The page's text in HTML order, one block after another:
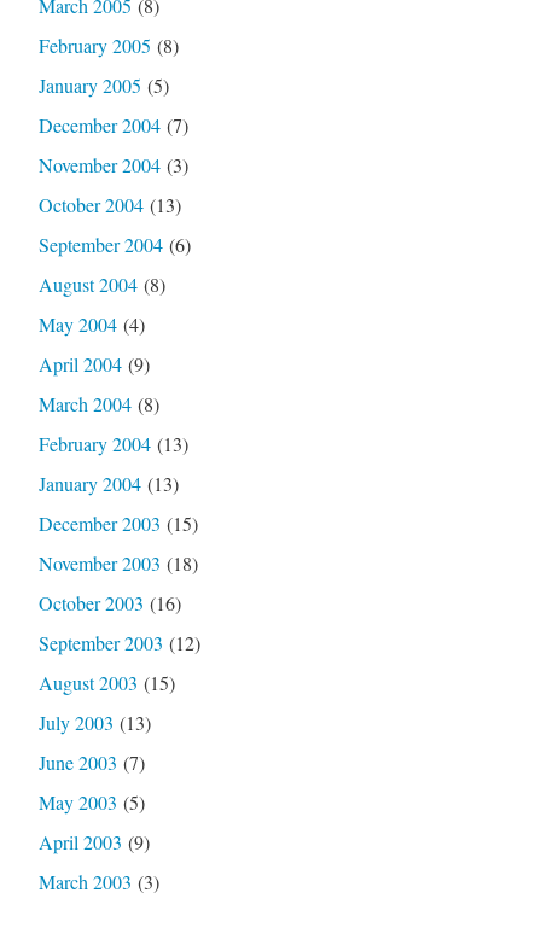
February 2005 (8)
January 2005 (5)
December 2004(7)
November 2004(3)
October 2004(13)
September 2004(6)
August 2004(8)
May 2004(4)
April 2004(9)
March 2004(8)
February 2004(13)
January 2004(13)
December 2003 (15)
November 2003 (18)
October 2003 (16)
September 2003 (12)
August 2003 (15)
July 2003 (13)
June 2003 (7)
May 2003 (5)
April 2003 (9)
March 2003 (3)